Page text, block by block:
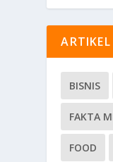
BISNIS
FAKTA
FOOD